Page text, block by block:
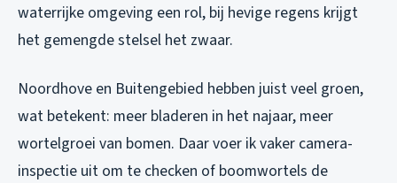
waterrijke omgeving een rol, bij hevige regens krijgt
het gemengde stelsel het zwaar.
Noordhove en Buitengebied hebben juist veel groen,
wat betekent: meer bladeren in het najaar, meer
wortelgroei van bomen. Daar voer ik vaker camera-
inspectie uit om te checken of boomwortels de